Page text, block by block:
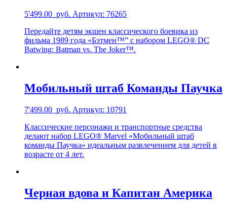
5'499.00 руб. Артикул: 76265
Передайте детям экшен классического боевика из
фильма 1989 года «Бэтмен™” с набором LEGO® DC
Batwing: Batman vs. The Joker™.
Мобильный штаб Команды Паучка
7'499.00 руб. Артикул: 10791
Классические персонажи и транспортные средства
делают набор LEGO® Marvel «Мобильный штаб
команды Паучка» идеальным развлечением для детей в
возрасте от 4 лет.
Черная вдова и Капитан Америка